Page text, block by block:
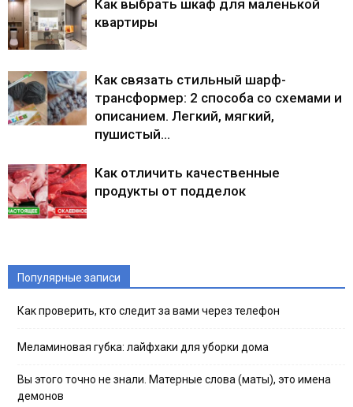
Как выбрать шкаф для маленькой
квартиры
Как связать стильный шарф-
трансформер: 2 способа со схемами и
описанием. Легкий, мягкий,
пушистый…
Как отличить качественные
продукты от подделок
Популярные записи
Как проверить, кто следит за вами через телефон
Меламиновая губка: лайфхаки для уборки дома
Вы этого точно не знали. Матерные слова (маты), это имена
демонов